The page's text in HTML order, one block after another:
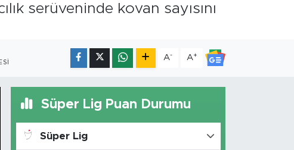
serüveninde kovan sayısını
A- A+
Süper Lig Puan Durumu
Süper Lig